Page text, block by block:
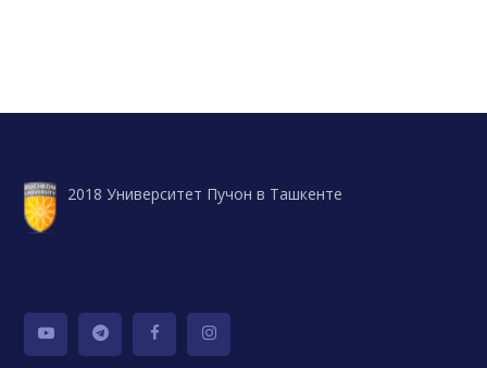
2018 Университет Пучон в Ташкенте